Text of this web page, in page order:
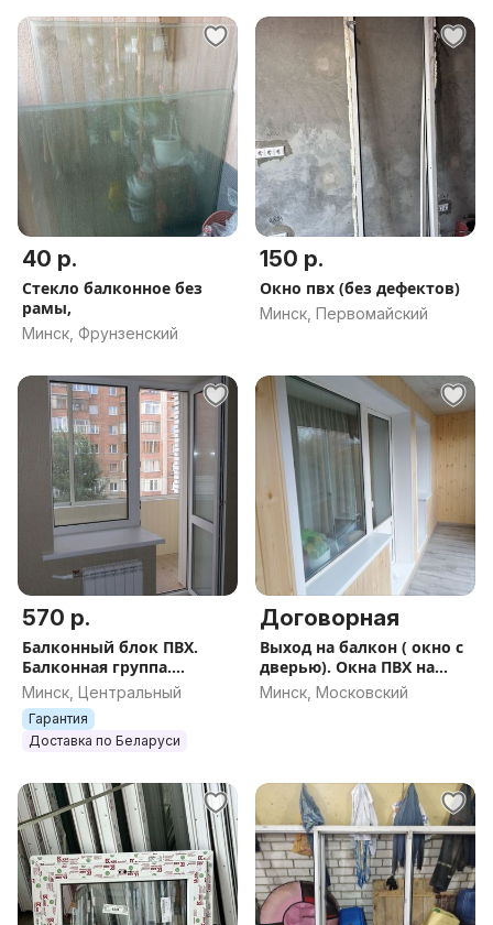
40 р.
Стекло балконное без
рамы,
Минск, Фрунзенский
150 р.
Окно пвх (без дефектов)
Минск, Первомайский
570 р.
Балконный блок ПВХ.
Балконная группа.
Рассрочка до 48 месяцев.
Минск, Центральный
Гарантия
Доставка по Беларуси
Договорная
Выход на балкон ( окно с
дверью). Окна ПВХ на
заказ
Минск, Московский